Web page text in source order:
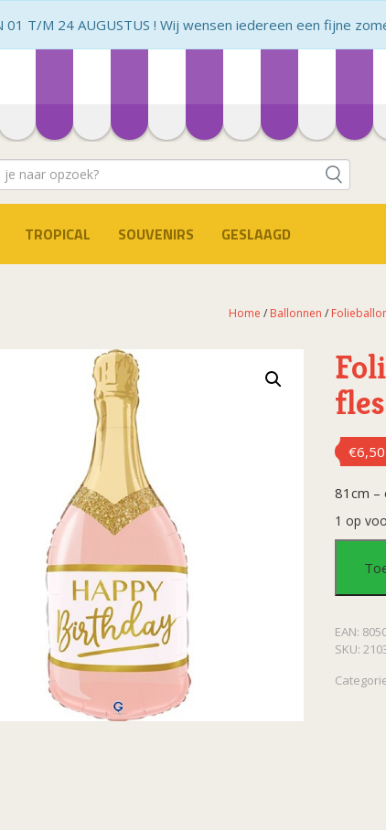
01 T/M 24 AUGUSTUS ! Wij wensen iedereen een fijne
TROPICAL SOUVENIRS GESLAAGD
Home / Ballonnen /
€6,50
81cm –
1 op
roze
bubble
fles
EAN:
SKU: